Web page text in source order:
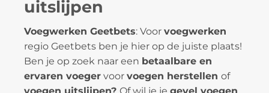
uitslijpen
Voegwerken Geetbets: Voor voegwerken
regio Geetbets ben je hier op de juiste plaats!
Ben je op zoek naar een betaalbare en
ervaren voeger voor voegen herstellen of